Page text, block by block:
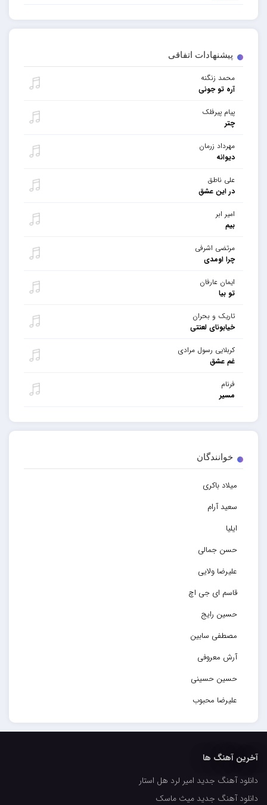
پیشنهادات اتفاقی
محمد زنگنه
آره تو جونی
پیام پیرفلک
چتر
مهرداد زرمان
دیوانه
علی ناطق
در این عشق
امیر ابر
بیم
مرتضی اشرفی
چرا اومدی
ایمان عارفان
تو بیا
تاریک و بحران
خیابونای لعنتی
کربلایی رسول مرادی
غم عشق
فرنام
مسیر
خوانندگان
میلاد باکری
سعید آرام
ایلیا
حسن جمالی
علیرضا ولایی
قاسم ای جی اچ
حسین رایج
مصطفی سابین
آرش معروفی
حسین حسینی
علیرضا محبوب
حسین حصارکی
کاپیتان
مجید رضوی
آخرین آهنگ ها
دانلود آهنگ جدید امیر لرد هل استار
دانلود آهنگ جدید میث ماسک